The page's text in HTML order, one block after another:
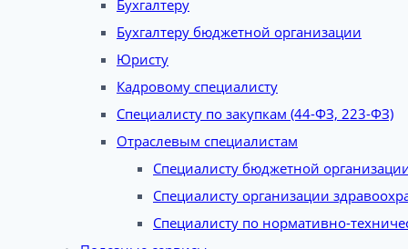
Бухгалтеру
Бухгалтеру бюджетной организации
Юристу
Кадровому специалисту
Специалисту по закупкам (44-ФЗ, 223-ФЗ)
Отраслевым специалистам
Специалисту бюджетной
Специалисту организации
Специалисту по нормативно-